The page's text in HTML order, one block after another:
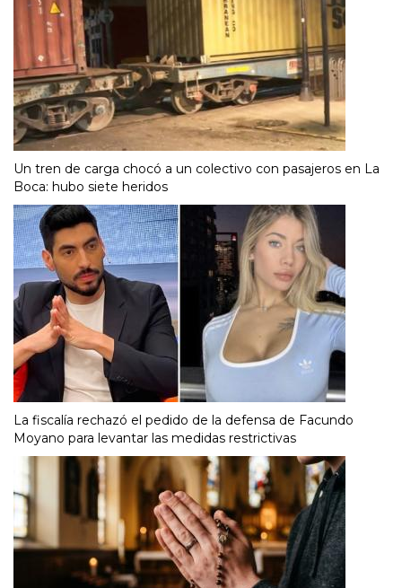
Un tren de carga chocó a un colectivo con pasajeros en La
Boca: hubo siete heridos
La fiscalía rechazó el pedido de la defensa de Facundo
Moyano para levantar las medidas restrictivas